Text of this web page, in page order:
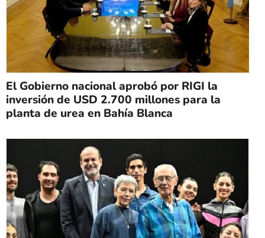
El Gobierno nacional aprobó por RIGI la
inversión de USD 2.700 millones para la
planta de urea en Bahía Blanca